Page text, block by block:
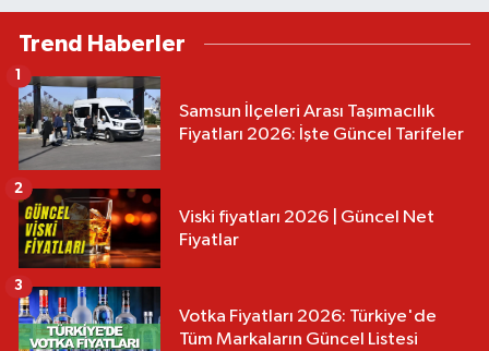
Trend Haberler
Samsun İlçeleri Arası Taşımacılık
Fiyatları 2026: İşte Güncel Tarifeler
1
Viski fiyatları 2026 | Güncel Net
Fiyatlar
2
Votka Fiyatları 2026: Türkiye'de
Tüm Markaların Güncel Listesi
3